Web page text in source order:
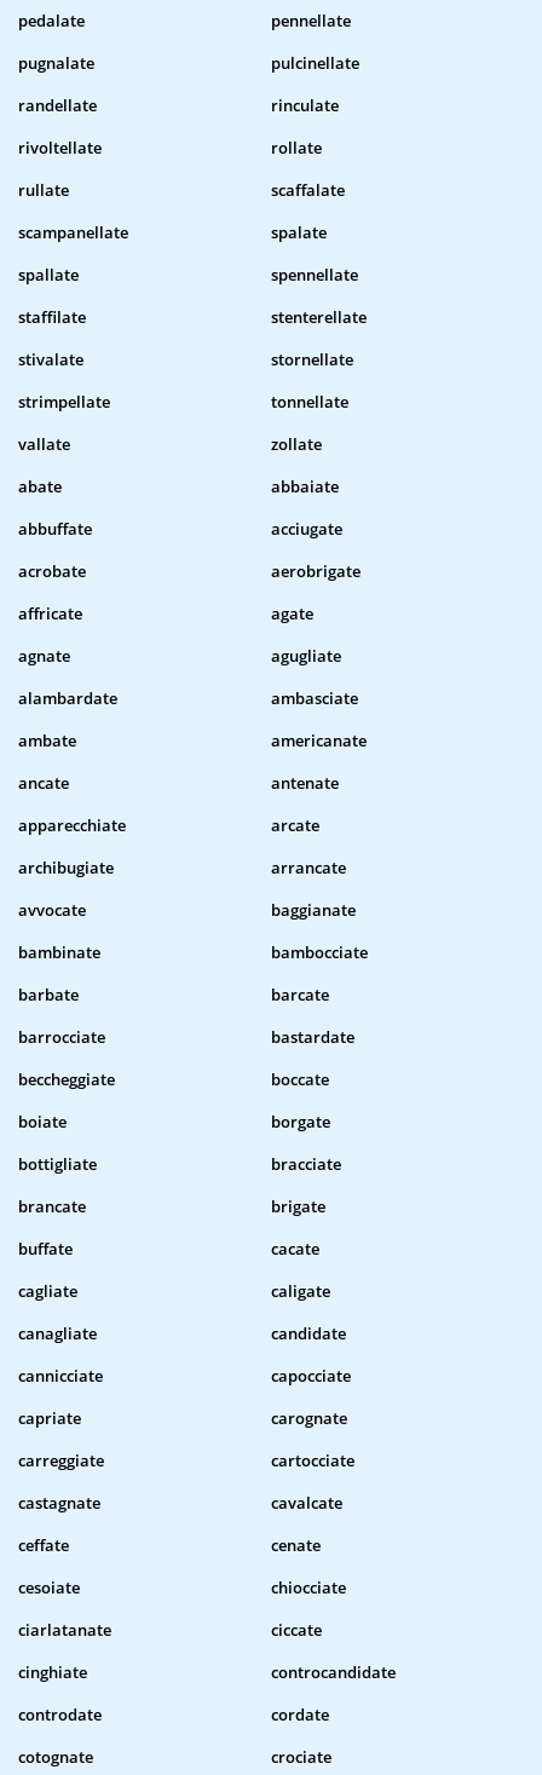
pedalate
pennellate
pugnalate
pulcinellate
randellate
rinculate
rivoltellate
rollate
rullate
scaffalate
scampanellate
spalate
spallate
spennellate
staffilate
stenterellate
stivalate
stornellate
strimpellate
tonnellate
vallate
zollate
abate
abbaiate
abbuffate
acciugate
acrobate
aerobrigate
affricate
agate
agnate
agugliate
alambardate
ambasciate
ambate
americanate
ancate
antenate
apparecchiate
arcate
archibugiate
arrancate
avvocate
baggianate
bambinate
bambocciate
barbate
barcate
barrocciate
bastardate
beccheggiate
boccate
boiate
borgate
bottigliate
bracciate
brancate
brigate
buffate
cacate
cagliate
caligate
canagliate
candidate
cannicciate
capocciate
capriate
carognate
carreggiate
cartocciate
castagnate
cavalcate
ceffate
cenate
cesoiate
chiocciate
ciarlatanate
ciccate
cinghiate
controcandidate
controdate
cordate
cotognate
crociate